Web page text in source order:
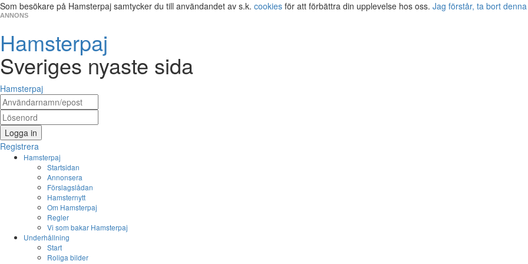
Som besökare på Hamsterpaj samtycker du till användandet av s.k. cookies för att förbättra din upplevelse hos oss. Jag förstår, ta bort
ANNONS
Hamsterpaj
Sveriges nyaste sida
Hamsterpaj
Logga in
Registrera
Hamsterpaj
Startsidan
Annonsera
Förslagslådan
Hamsternytt
Om Hamsterpaj
Regler
Vi som bakar Hamsterpaj
Underhållning
Start
Roliga bilder